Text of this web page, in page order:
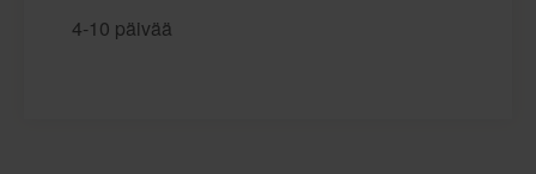
4-10 päivää